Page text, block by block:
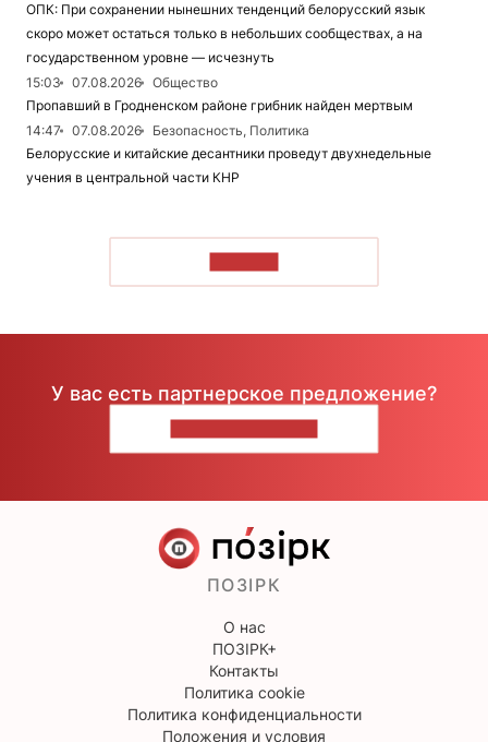
ОПК: При сохранении нынешних тенденций белорусский язык
скоро может остаться только в небольших сообществах, а на
государственном уровне — исчезнуть
15:03
07.08.2026
Общество
Пропавший в Гродненском районе грибник найден мертвым
14:47
07.08.2026
Безопасность, Политика
Белорусские и китайские десантники проведут двухнедельные
учения в центральной части КНР
У вас есть партнерское предложение?
ПОЗІРК
О нас
ПОЗІРК+
Контакты
Политика cookie
Политика конфиденциальности
Положения и условия